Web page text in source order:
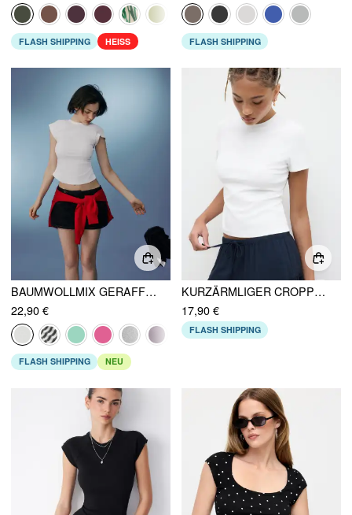
FLASH SHIPPING HEISS FLASH SHIPPING
BAUMWOLLMIX GERAFFTES KURZARM-T-SHIRT
22,90 €
FLASH SHIPPING NEU
KURZÄRMLIGER CROPPED-T-SHIRT MIT RUNDHALSAUSSCHNITT AUS BAUMWOLLMISCHUNG, EINFARBIG
17,90 €
FLASH SHIPPING